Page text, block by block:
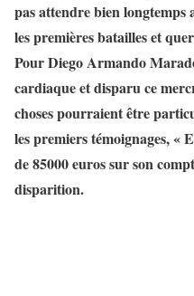
pas attendre bien longtemps
les premières batailles et
Pour Diego Armando
cardiaque et disparu ce
choses pourraient être
les premiers témoignages, «
de 85000 euros sur son
disparition.